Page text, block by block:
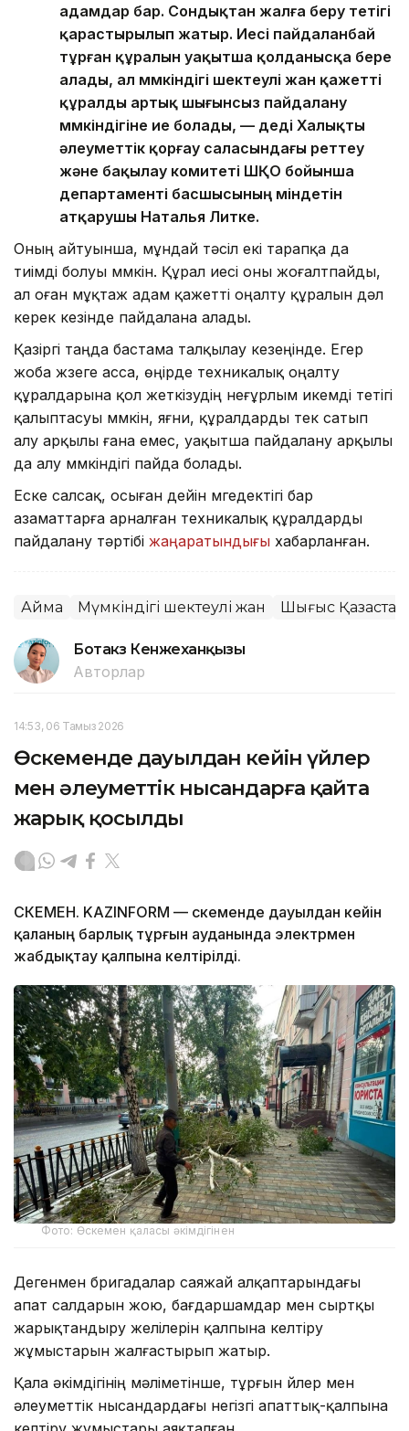
адамдар бар. Сондықтан жалға беру тетігі
қарастырылып жатыр. Иесі пайдаланбай
тұрған құралын уақытша қолданысқа бере
алады, ал мүмкіндігі шектеулі жан қажетті
құралды артық шығынсыз пайдалану
мүмкіндігіне ие болады, — деді Халықты
әлеуметтік қорғау саласындағы реттеу
және бақылау комитеті ШҚО бойынша
департаменті басшысының міндетін
атқарушы Наталья Литке.
Оның айтуынша, мұндай тәсіл екі тарапқа да
тиімді болуы мүмкін. Құрал иесі оны жоғалтпайды,
ал оған мұқтаж адам қажетті оңалту құралын дәл
керек кезінде пайдалана алады.
Қазіргі таңда бастама талқылау кезеңінде. Егер
жоба жүзеге асса, өңірде техникалық оңалту
құралдарына қол жеткізудің неғұрлым икемді тетігі
қалыптасуы мүмкін, яғни, құралдарды тек сатып
алу арқылы ғана емес, уақытша пайдалану арқылы
да алу мүмкіндігі пайда болады.
Еске салсақ, осыған дейін мүгедектігі бар
азаматтарға арналған техникалық құралдарды
пайдалану тәртібі жаңаратындығы хабарланған.
Аймақ Мүмкіндігі шектеулі жан Шығыс
Ботакөз Кенжеханқызы
Авторлар
14:53, 06 Тамыз 2026
Өскеменде дауылдан кейін үйлер
мен әлеуметтік нысандарға қайта
жарық қосылды
ӨСКЕМЕН. KAZINFORM — Өскеменде дауылдан кейін
қаланың барлық тұрғын ауданында электрмен
жабдықтау қалпына келтірілді.
Фото: Өскемен қаласы әкімдігінен
Дегенмен бригадалар саяжай алқаптарындағы
апат салдарын жою, бағдаршамдар мен сыртқы
жарықтандыру желілерін қалпына келтіру
жұмыстарын жалғастырып жатыр.
Қала әкімдігінің мәліметінше, тұрғын үйлер мен
әлеуметтік нысандардағы негізгі апаттық-қалпына